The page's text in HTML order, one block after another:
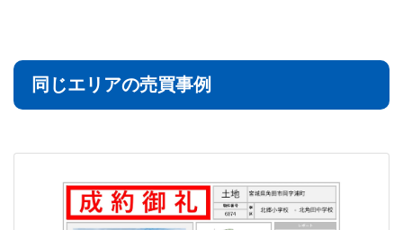
同じエリアの売買事例